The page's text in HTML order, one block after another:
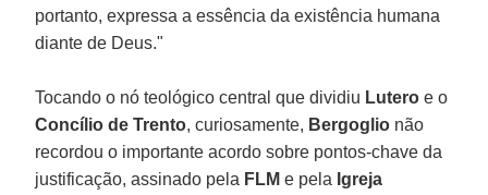
portanto, expressa a essência da existência humana
diante de Deus."
Tocando o nó teológico central que dividiu Lutero e o
Concílio de Trento, curiosamente, Bergoglio não
recordou o importante acordo sobre pontos-chave da
justificação, assinado pela FLM e pela Igreja